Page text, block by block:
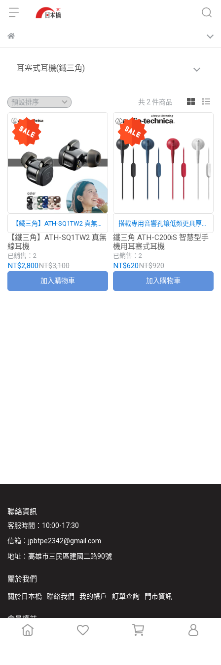
耳塞式耳機(鐵三角)
共 2 件商品
【鐵三角】ATH-SQ1TW2 真無線
耳機
【鐵三角】ATH-SQ1TW2 真無
線耳機
已銷售：2
NT$2,800NT$3,100
加入購物車
搭載專用音響孔讓低頻更具厚實
感
鐵三角 ATH-C200iS 智慧型手
機用耳塞式耳機
已銷售：2
NT$620NT$920
加入購物車
聯絡資訊
客服時間：10:00-17:30
信箱：jpbtpe2342@gmail.com
地址：高雄市三民區建國二路90號
關於我們
關於日本橋 聯絡我們 我的帳戶 訂單查詢 門市資訊
會員權益
VIP專屬福利 隱私權政策 服務條款